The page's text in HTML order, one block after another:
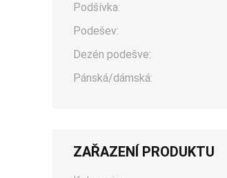
Podšívka:
Podešev:
Dezén podešve:
Pánská/dámská:
ZAŘAZENÍ PRODUKTU